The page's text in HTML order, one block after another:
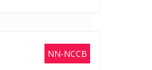
NN-NCCB